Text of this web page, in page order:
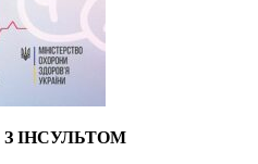
ІНСУЛЬТОМ